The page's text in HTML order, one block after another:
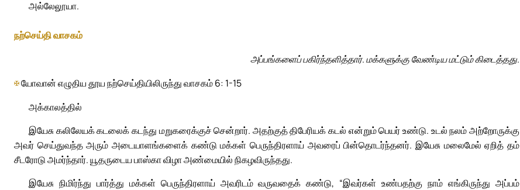
அல்லேலூயா.
நற்செய்தி வாசகம்
அப்பங்களைப் பகிர்ந்தளித்தார். மக்களுக்கு வேண்டிய மட்டும் கிடைத்தது.
✠யோவான் எழுதிய தூய நற்செய்தியிலிருந்து வாசகம் 6: 1-15
அக்காலத்தில்
இயேசு கலிலேயக் கடலைக் கடந்து மறுகரைக்குச் சென்றார். அதற்குத் திபேரியக் கடல் என்றும் பெயர் உண்டு. உடல் நலம் அற்றோருக்கு
அவர் செய்துவந்த அரும் அடையாளங்களைக் கண்டு மக்கள் பெருந்திரளாய் அவரைப் பின்தொடர்ந்தனர். இயேசு மலைமேல் ஏறித் தம்
சீடரோடு அமர்ந்தார். யூதருடைய பாஸ்கா விழா அண்மையில் நிகழவிருந்தது.
இயேசு நிமிர்ந்து பார்த்து மக்கள் பெருந்திரளாய் அவரிடம் வருவதைக் கண்டு, “இவர்கள் உண்பதற்கு நாம் எங்கிருந்து அப்பம்